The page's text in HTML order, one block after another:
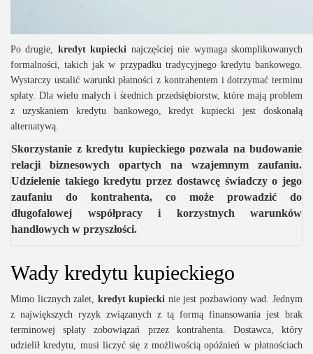
Po drugie, kredyt kupiecki najczęściej nie wymaga skomplikowanych
formalności, takich jak w przypadku tradycyjnego kredytu bankowego.
Wystarczy ustalić warunki płatności z kontrahentem i dotrzymać terminu
spłaty. Dla wielu małych i średnich przedsiębiorstw, które mają problem
z uzyskaniem kredytu bankowego, kredyt kupiecki jest doskonałą
alternatywą.
Skorzystanie z kredytu kupieckiego pozwala na budowanie
relacji biznesowych opartych na wzajemnym zaufaniu.
Udzielenie takiego kredytu przez dostawcę świadczy o jego
zaufaniu do kontrahenta, co może prowadzić do
długofalowej współpracy i korzystnych warunków
handlowych w przyszłości.
Wady kredytu kupieckiego
Mimo licznych zalet, kredyt kupiecki nie jest pozbawiony wad. Jednym
z największych ryzyk związanych z tą formą finansowania jest brak
terminowej spłaty zobowiązań przez kontrahenta. Dostawca, który
udzielił kredytu, musi liczyć się z możliwością opóźnień w płatnościach